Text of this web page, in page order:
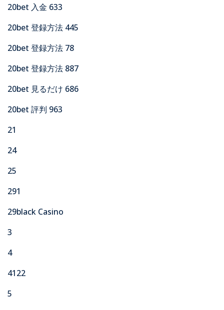
20bet 入金 633
20bet 登録方法 445
20bet 登録方法 78
20bet 登録方法 887
20bet 見るだけ 686
20bet 評判 963
21
24
25
291
29black Casino
3
4
4122
5